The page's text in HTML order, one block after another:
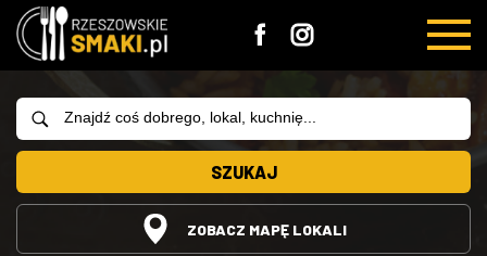
SZUKAJ
ZOBACZ MAPĘ LOKALI